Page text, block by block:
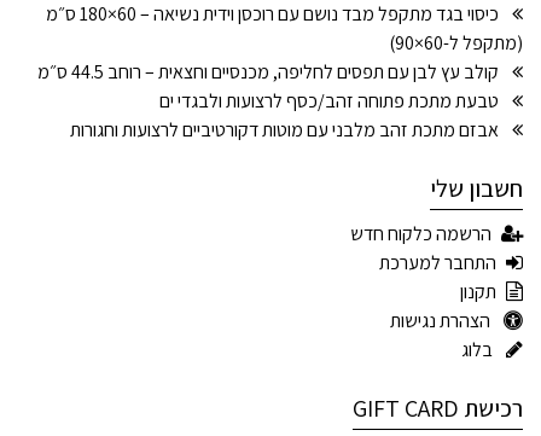
כיסוי בגד מתקפל מבד נושם עם רוכסן וידית נשיאה – 60×180 ס״מ
(מתקפל ל-60×90)
קולב עץ לבן עם תפסים לחליפה, מכנסיים וחצאית – רוחב 44.5 ס״מ
טבעת מתכת פתוחה זהב/כסף לרצועות ולבגדי ים
אבזם מתכת זהב מלבני עם מוטות דקורטיביים לרצועות וחגורות
חשבון שלי
הרשמה כלקוח חדש
התחבר למערכת
תקנון
הצהרת נגישות
בלוג
רכישת GIFT CARD